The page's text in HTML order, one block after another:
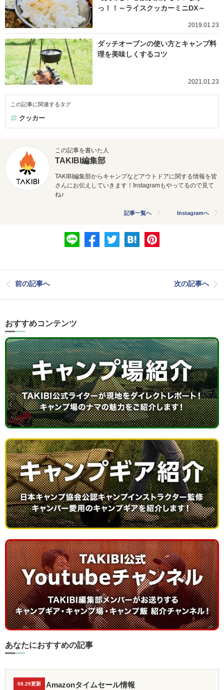
っ！！～ライスクッカーミニDX～
2019.01.23
ダッチオーブンの使い方とキャンプ料
理を美味しくするコツ
2021.01.23
この記事に関連するタグ
クッカー
この記事を書いた人
TAKIBI編集部
TAKIBI編集部からキャンプなどアウトドアに関する情報を皆
さんにお伝えしていきます！Instagramもやってるので見て
ね♪
記事一覧へ Instagramへ
前の記事へ 次の記事へ
おすすめコンテンツ
あなたにおすすめの記事
08.29更新 Amazonタイムセール情報